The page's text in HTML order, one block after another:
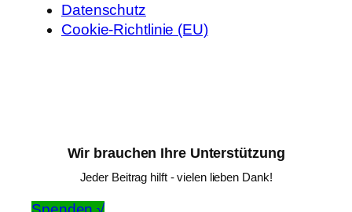
Datenschutz
Cookie-Richtlinie (EU)
Wir brauchen Ihre Unterstützung
Jeder Beitrag hilft - vielen lieben Dank!